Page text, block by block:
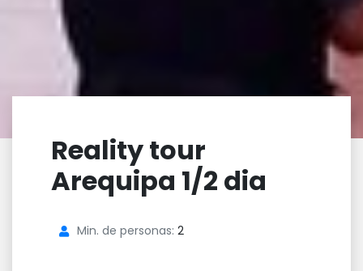
Reality tour
Arequipa 1/2 dia
Min. de personas: 2